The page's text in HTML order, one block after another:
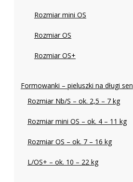
Rozmiar mini OS
Rozmiar OS
Rozmiar OS+
Formowanki – pieluszki na długi sen
Rozmiar Nb/S – ok. 2,5 – 7 kg
Rozmiar mini OS – ok. 4 – 11 kg
Rozmiar OS – ok. 7 – 16 kg
L/OS+ – ok. 10 – 22 kg